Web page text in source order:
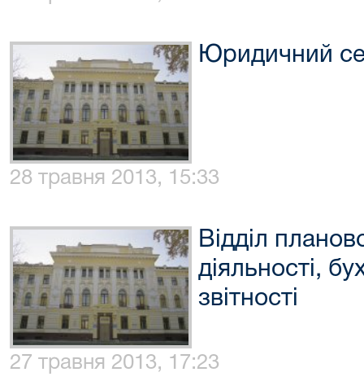
Юридичний
28 травня 2013, 15:33
Відділ
діяльності,
звітності
27 травня 2013, 17:23